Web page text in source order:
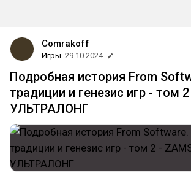
Comrakoff
Игры 29.10.2024
Подробная история From
традиции и генезис игр - том
УЛЬТРАЛОНГ